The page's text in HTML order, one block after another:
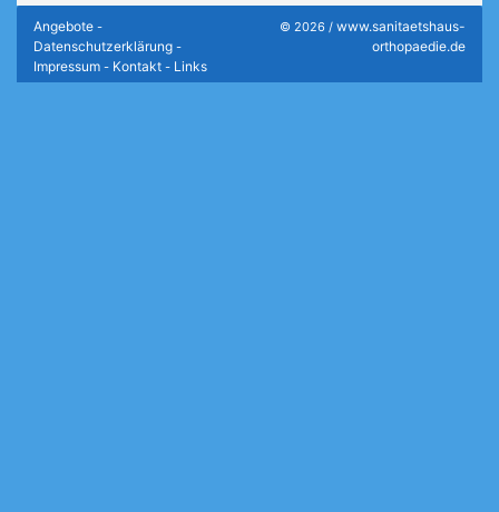
Angebote -
Datenschutzerklärung -
Impressum - Kontakt - Links
© 2026 / www.sanitaetshaus-
orthopaedie.de